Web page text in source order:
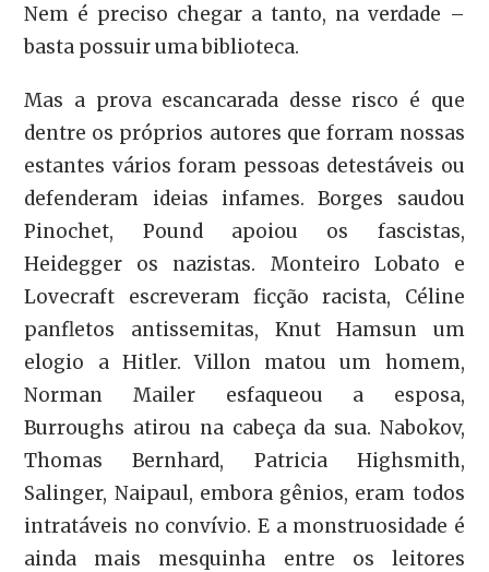
Nem é preciso chegar a tanto, na verdade –
basta possuir uma biblioteca.
Mas a prova escancarada desse risco é que
dentre os próprios autores que forram nossas
estantes vários foram pessoas detestáveis ou
defenderam ideias infames. Borges saudou
Pinochet, Pound apoiou os fascistas,
Heidegger os nazistas. Monteiro Lobato e
Lovecraft escreveram ficção racista, Céline
panfletos antissemitas, Knut Hamsun um
elogio a Hitler. Villon matou um homem,
Norman Mailer esfaqueou a esposa,
Burroughs atirou na cabeça da sua. Nabokov,
Thomas Bernhard, Patricia Highsmith,
Salinger, Naipaul, embora gênios, eram todos
intratáveis no convívio. E a monstruosidade é
ainda mais mesquinha entre os leitores